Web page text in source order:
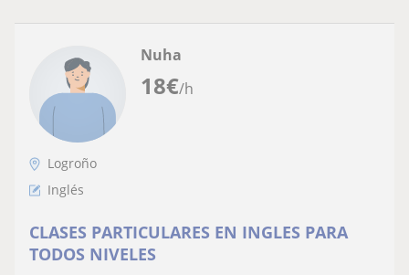
18€/h
Nuha
Logroño
Inglés
CLASES PARTICULARES EN INGLES PARA
TODOS NIVELES